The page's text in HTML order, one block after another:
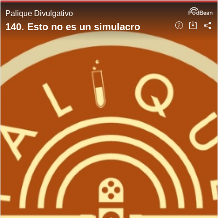
Palique Divulgativo
140. Esto no es un simulacro